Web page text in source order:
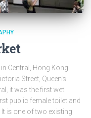
Central, Hong Kong.
Street, Queen’s
it was the first wet
public female toilet and
is one of two existing